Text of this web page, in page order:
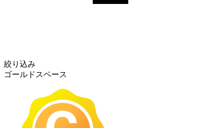
絞り込み
ゴールドスペース